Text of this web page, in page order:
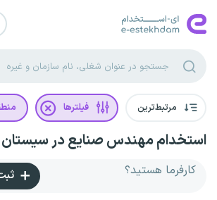
مرتبط‌ترین فیلترها
استخدام مهندس صنایع در سیستان
کارفرما هستید؟